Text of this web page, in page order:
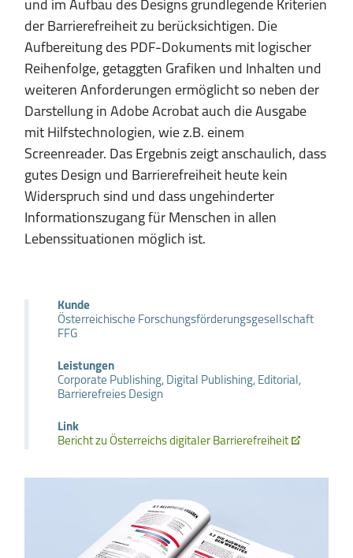
und im Aufbau des Designs grundlegende Kriterien
der Barrierefreiheit zu berücksichtigen. Die
Aufbereitung des PDF-Dokuments mit logischer
Reihenfolge, getaggten Grafiken und Inhalten und
weiteren Anforderungen ermöglicht so neben der
Darstellung in Adobe Acrobat auch die Ausgabe
mit Hilfstechnologien, wie z.B. einem
Screenreader. Das Ergebnis zeigt anschaulich, dass
gutes Design und Barrierefreiheit heute kein
Widerspruch sind und dass ungehinderter
Informationszugang für Menschen in allen
Lebenssituationen möglich ist.
Kunde
Österreichische Forschungsförderungsgesellschaft
FFG
Leistungen
Corporate Publishing, Digital Publishing, Editorial,
Barrierefreies Design
Link
Bericht zu Österreichs digitaler Barrierefreiheit